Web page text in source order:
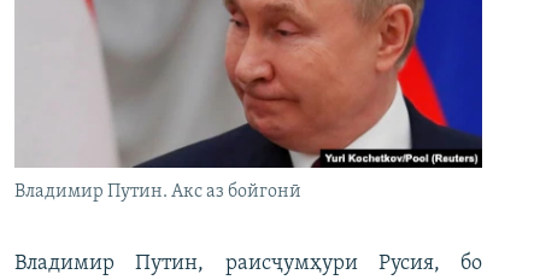
Владимир Путин. Акс аз бойгонӣ
Владимир Путин, раисҷумҳури Русия, бо